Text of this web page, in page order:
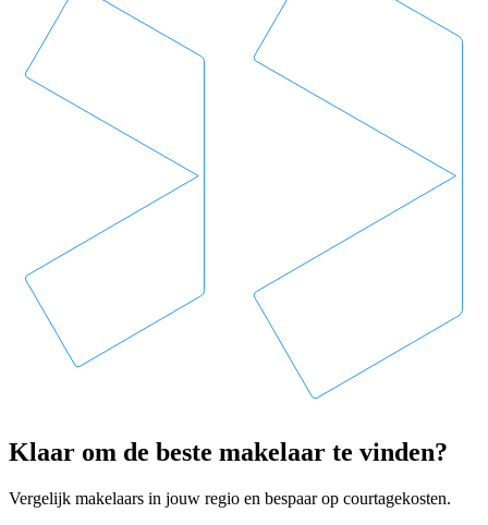
Klaar om de beste makelaar te vinden?
Vergelijk makelaars in jouw regio en bespaar op courtagekosten.